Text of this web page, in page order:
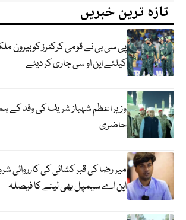
تازہ ترین خبریں
پی سی بی نے قومی کرکٹرز کو بیرون
کیلئے این او سی جاری کر دیئے
وزیر اعظم شہباز شریف کی وفد کے
حاضری
میر رضا کی قبر کشائی کی کارروائی
این اے سیمپل بھی لینے کا فیصلہ